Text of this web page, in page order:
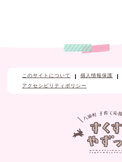
このサイトについて 個人情報保護
アクセシビリティポリシー